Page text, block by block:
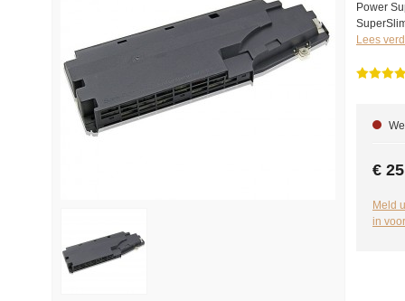
Power
Lees
€
Meld
in